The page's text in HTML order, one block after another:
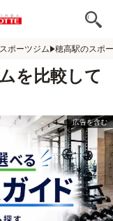
ポーツジム 穂高駅のスポ
を比較して